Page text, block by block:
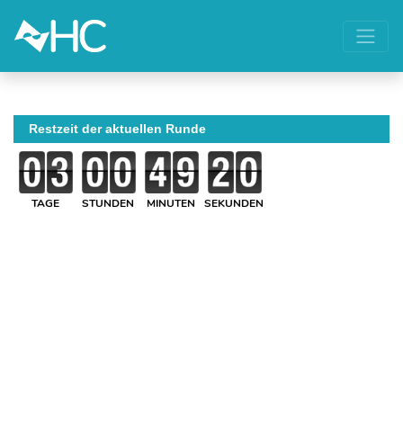
Restzeit der aktuellen Runde
TAGE STUNDEN MINUTEN SEKUNDEN